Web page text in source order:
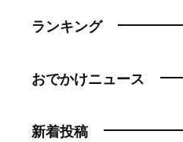
ランキング
おでかけニュース
新着投稿